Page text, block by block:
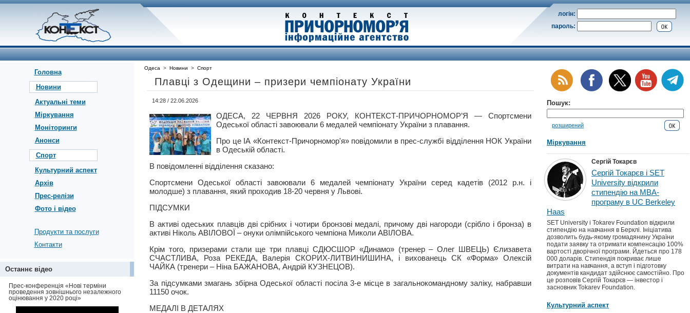
логін:
пароль:
Головна
Новини
Актуальні теми
Міркування
Моніторинги
Анонси
Спорт
Культурний аспект
Архів
Прес-релізи
Фото і відео
Продукти та послуги
Контакти
Останнє відео
Прес-конференція «Нові терміни
проведення зовнішнього незалежного
оцінювання у 2020 році»
Одеса > Новини > Спорт
Плавці з Одещини – призери чемпіонату України
14:28 / 22.06.2026
ОДЕСА, 22 ЧЕРВНЯ 2026 РОКУ, КОНТЕКСТ-ПРИЧОРНОМОР’Я — Спортсмени
Одеської області завоювали 6 медалей чемпіонату України з плавання.
Про це ІА «Контекст-Причорномор'я» повідомили в прес-службі відділення НОК України
в Одеській області.
В повідомленні відділення сказано:
Спортсмени Одеської області завоювали 6 медалей чемпіонату України серед кадетів (2012 р.н. і
молодше) з плавання, який проходив 18-20 червня у Львові.
ПІДСУМКИ
В активі одеських плавців дві срібних і чотири бронзові медалі, причому дві нагороди (срібло і бронза) в
активі Ніколь АВІЛОВОЇ – онуки олімпійського чемпіона Миколи АВІЛОВА.
Крім того, призерами стали ще три плавці СДЮСШОР «Динамо» (тренер – Олег ШВЕЦЬ) Єлизавета
СЧАСТЛИВА, Роза РЕКЕДА, Валерія СКОРИХ-ЛИТВИНИШИНА, і вихованець СК «Форма» Олексій
ЧАЙКА (тренери – Ніна БАЖАНОВА, Андрій КУЗНЕЦОВ).
За підсумками змагань збірна Одеської області посіла 3-е місце в загальнокомандному заліку, набравши
11150 очок.
МЕДАЛІ В ДЕТАЛЯХ
Пошук:
розширений
Міркування
Сергій Токарєв
Сергій Токарєв і SET
University відкрили
стипендію на MBA-
програму в UC Berkeley
Haas
SET University і Tokarev Foundation відкрили
стипендію на навчання в Берклі. Ініціатива
дозволить будь-якому громадянину України
подати заявку та отримати компенсацію 100%
вартості дворічної програми. Йдеться про 178
000 доларів. Стипендія покриває лише
витрати на навчання, а вступ і підготовку
документів кандидат здійснює самостійно. Про
це розповів Сергій Токарєв — інвестор і
засновник Tokarev Foundation.
Культурний аспект